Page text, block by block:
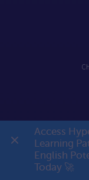
👉
Access
Learning
English
Today 🚀